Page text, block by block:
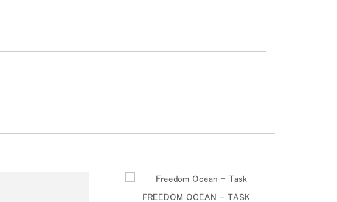
FREEDOM OCEAN - TASK